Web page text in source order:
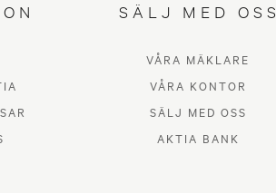
SÄLJ MED OSS
VÅRA MÄKLARE
VÅRA KONTOR
SÄLJ MED OSS
AKTIA BANK